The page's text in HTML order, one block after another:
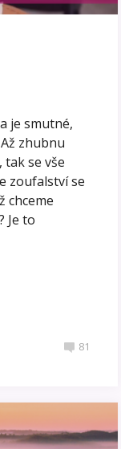
je smutné,
zhubnu
se vše
zoufalství se
chceme
Je to
81